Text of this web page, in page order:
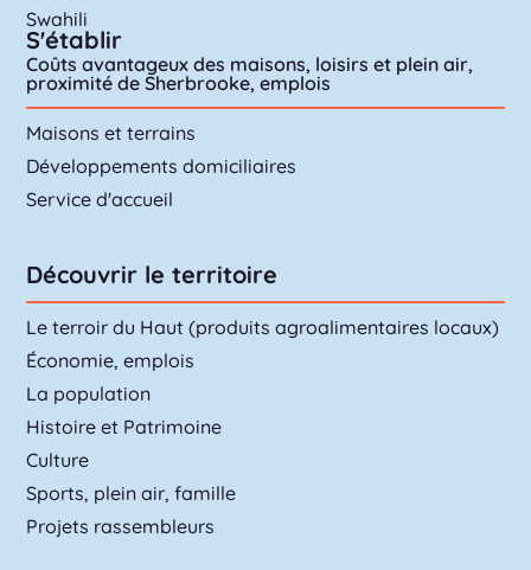
Swahili
S'établir
Coûts avantageux des maisons, loisirs et plein air,
proximité de Sherbrooke, emplois
Maisons et terrains
Développements domiciliaires
Service d'accueil
Découvrir le territoire
Le terroir du Haut (produits agroalimentaires locaux)
Économie, emplois
La population
Histoire et Patrimoine
Culture
Sports, plein air, famille
Projets rassembleurs